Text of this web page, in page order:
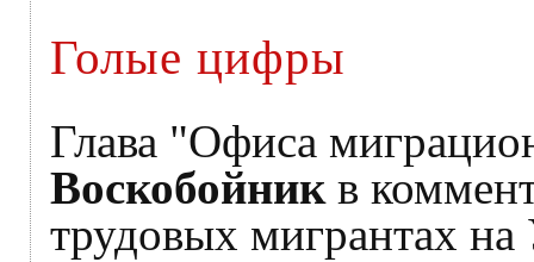
Голые цифры
Глава "Офиса
Воскобойник в
трудовых мигрантах